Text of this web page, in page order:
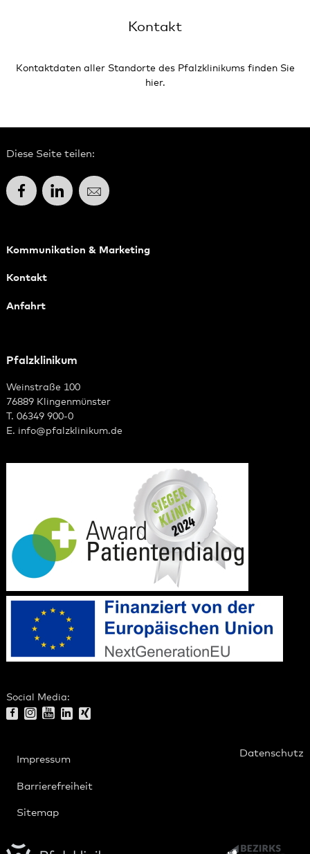
Kontakt
Kontaktdaten aller Standorte des Pfalzklinikums finden Sie
hier.
Diese Seite teilen:
FacebookLinkedInE-Mail
Kommunikation & Marketing
Kontakt
Anfahrt
Pfalzklinikum
Weinstraße 100
76889 Klingenmünster
T. 06349 900-0
E. info@pfalzklinikum.de
Social Media:
Impressum
Datenschutz
Barrierefreiheit
Sitemap